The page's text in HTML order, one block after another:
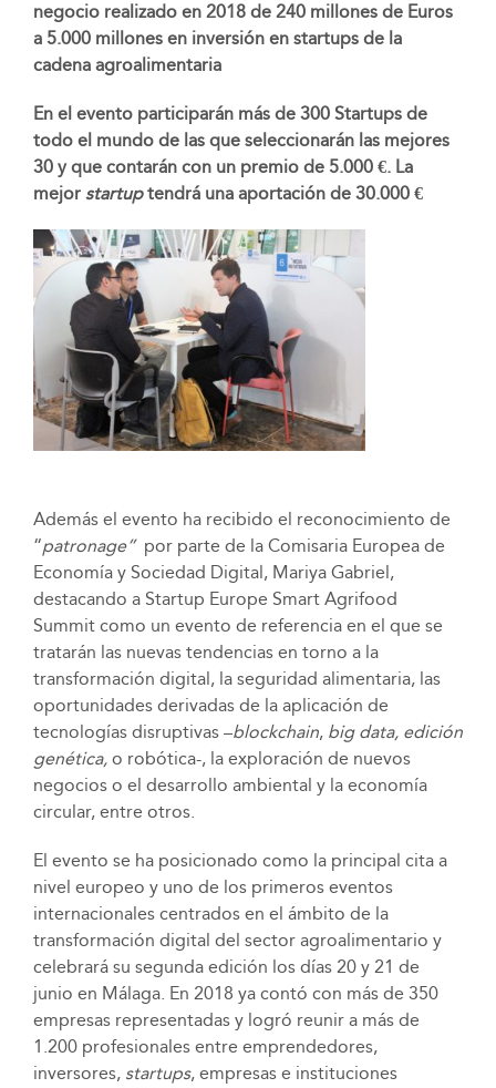
negocio realizado en 2018 de 240 millones de Euros
a 5.000 millones en inversión en startups de la
cadena agroalimentaria
En el evento participarán más de 300 Startups de
todo el mundo de las que seleccionarán las mejores
30 y que contarán con un premio de 5.000 €. La
mejor startuptendrá una aportación de 30.000 €
Además el evento ha recibido el reconocimiento de
“patronage”por parte de la Comisaria Europea de
Economía y Sociedad Digital, Mariya Gabriel,
destacando a Startup Europe Smart Agrifood
Summit como un evento de referencia en el que se
tratarán las nuevas tendencias en torno a la
transformación digital, la seguridad alimentaria, las
oportunidades derivadas de la aplicación de
tecnologías disruptivas –blockchain, big data, edición
genética,o robótica-, la exploración de nuevos
negocios o el desarrollo ambiental y la economía
circular, entre otros.
El evento se ha posicionado como la principal cita a
nivel europeo y uno de los primeros eventos
internacionales centrados en el ámbito de la
transformación digital del sector agroalimentario y
celebrará su segunda edición los días 20 y 21 de
junio en Málaga. En 2018 ya contó con más de 350
empresas representadas y logró reunir a más de
1.200 profesionales entre emprendedores,
inversores, startups, empresas e instituciones